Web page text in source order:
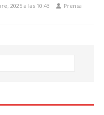
2025 a las 10:43 Prensa